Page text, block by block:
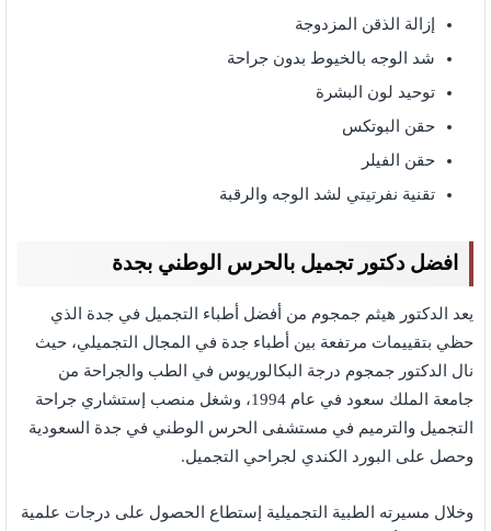
إزالة الذقن المزدوجة
شد الوجه بالخيوط بدون جراحة
توحيد لون البشرة
حقن البوتكس
حقن الفيلر
تقنية نفرتيتي لشد الوجه والرقبة
افضل دكتور تجميل بالحرس الوطني بجدة
يعد الدكتور هيثم جمجوم من أفضل أطباء التجميل في جدة الذي
حظي بتقييمات مرتفعة بين أطباء جدة في المجال التجميلي، حيث
نال الدكتور جمجوم درجة البكالوريوس في الطب والجراحة من
جامعة الملك سعود في عام 1994، وشغل منصب إستشاري جراحة
التجميل والترميم في مستشفى الحرس الوطني في جدة السعودية
وحصل على البورد الكندي لجراحي التجميل.
وخلال مسيرته الطبية التجميلية إستطاع الحصول على درجات علمية